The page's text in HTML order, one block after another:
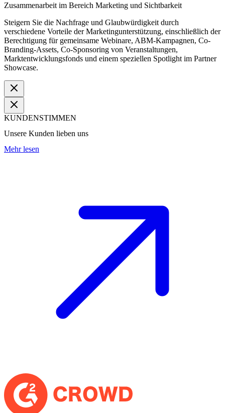
Zusammenarbeit im Bereich Marketing und Sichtbarkeit
Steigern Sie die Nachfrage und Glaubwürdigkeit durch
verschiedene Vorteile der Marketingunterstützung, einschließlich der
Berechtigung für gemeinsame Webinare, ABM-Kampagnen, Co-
Branding-Assets, Co-Sponsoring von Veranstaltungen,
Marktentwicklungsfonds und einem speziellen Spotlight im Partner
Showcase.
KUNDENSTIMMEN
Unsere Kunden lieben uns
Mehr lesen